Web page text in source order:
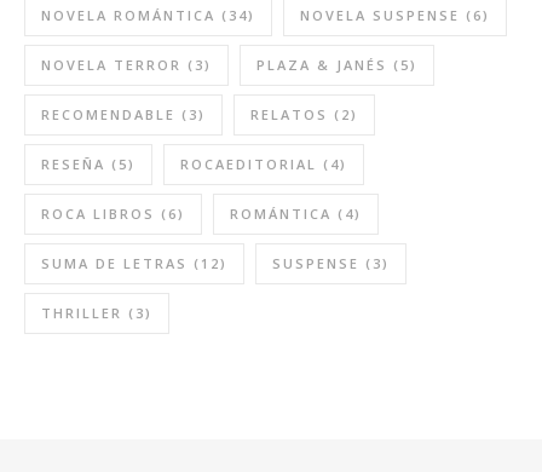
NOVELA ROMÁNTICA (34) NOVELA SUSPENSE (6)
NOVELA TERROR (3) PLAZA & JANÉS (5)
RECOMENDABLE (3) RELATOS (2)
RESEÑA (5) ROCAEDITORIAL (4)
ROCA LIBROS (6) ROMÁNTICA (4)
SUMA DE LETRAS (12) SUSPENSE (3)
THRILLER (3)